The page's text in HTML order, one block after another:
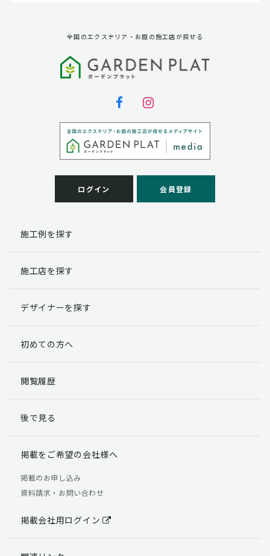
全国のエクステリア・お庭の施工店が探せる
ログイン 会員登録
施工例を探す
施工店を探す
デザイナーを探す
初めての方へ
閲覧履歴
後で見る
掲載をご希望の会社様へ
掲載のお申し込み
資料請求・お問い合わせ
掲載会社用ログイン